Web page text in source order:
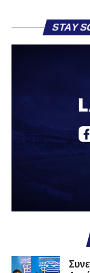
«Ο Α.Ο.
περσινή σεζόν
Στο παρελθόν
κατέγραψε 10
επίσης σε Εθνικό
στις 26
Καλωσορίζουμε
STAY